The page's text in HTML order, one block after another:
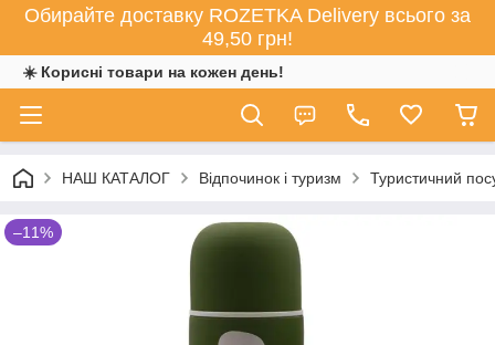
Обирайте доставку ROZETKA Delivery всього за
49,50 грн!
☀️ Корисні товари на кожен день!
НАШ КАТАЛОГ Відпочинок і туризм Туристичний
–11%